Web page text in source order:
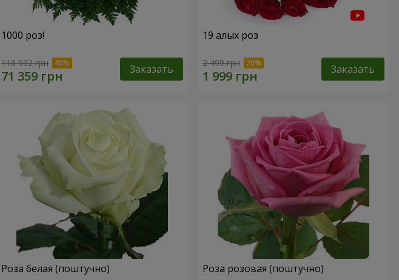
1000 роз!
118 932 грн Заказать
19 алых роз
2 499 грн Заказать
Роза белая (поштучно) Роза розовая (поштучно)